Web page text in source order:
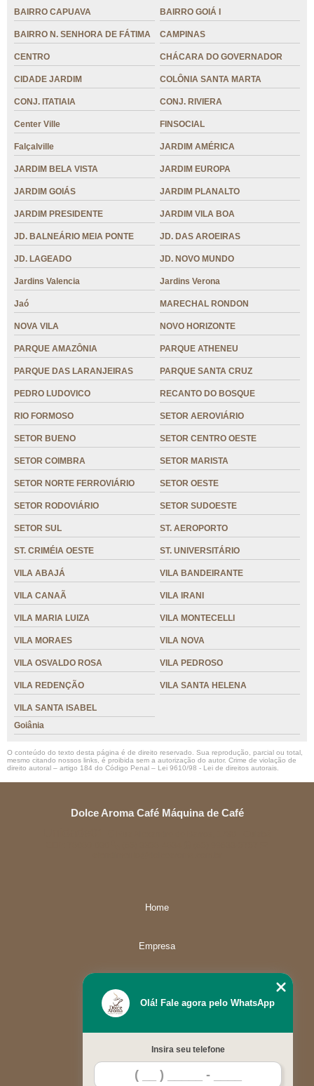
BAIRRO CAPUAVA BAIRRO GOIÁ I
BAIRRO N. SENHORA DE FÁTIMA CAMPINAS
CENTRO CHÁCARA DO GOVERNADOR
CIDADE JARDIM COLÔNIA SANTA MARTA
CONJ. ITATIAIA CONJ. RIVIERA
Center Ville FINSOCIAL
Falçalville JARDIM AMÉRICA
JARDIM BELA VISTA JARDIM EUROPA
JARDIM GOIÁS JARDIM PLANALTO
JARDIM PRESIDENTE JARDIM VILA BOA
JD. BALNEÁRIO MEIA PONTE JD. DAS AROEIRAS
JD. LAGEADO JD. NOVO MUNDO
Jardins Valencia Jardins Verona
Jaó MARECHAL RONDON
NOVA VILA NOVO HORIZONTE
PARQUE AMAZÔNIA PARQUE ATHENEU
PARQUE DAS LARANJEIRAS PARQUE SANTA CRUZ
PEDRO LUDOVICO RECANTO DO BOSQUE
RIO FORMOSO SETOR AEROVIÁRIO
SETOR BUENO SETOR CENTRO OESTE
SETOR COIMBRA SETOR MARISTA
SETOR NORTE FERROVIÁRIO SETOR OESTE
SETOR RODOVIÁRIO SETOR SUDOESTE
SETOR SUL ST. AEROPORTO
ST. CRIMÉIA OESTE ST. UNIVERSITÁRIO
VILA ABAJÁ VILA BANDEIRANTE
VILA CANAÃ VILA IRANI
VILA MARIA LUIZA VILA MONTECELLI
VILA MORAES VILA NOVA
VILA OSVALDO ROSA VILA PEDROSO
VILA REDENÇÃO VILA SANTA HELENA
VILA SANTA ISABEL
Goiânia
O conteúdo do texto desta página é de direito reservado. Sua reprodução, parcial ou total,
mesmo citando nossos links, é proibida sem a autorização do autor. Crime de violação de
direito autoral – artigo 184 do Código Penal – Lei 9610/98 - Lei de direitos autorais
Dolce Aroma Café Máquina de Café
Home
Empresa
Contato
Olá! Fale agora pelo WhatsApp
Insira seu telefone